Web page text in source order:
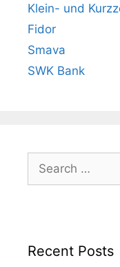
Klein- und
Fidor
Smava
SWK Bank
for:
Recent Posts